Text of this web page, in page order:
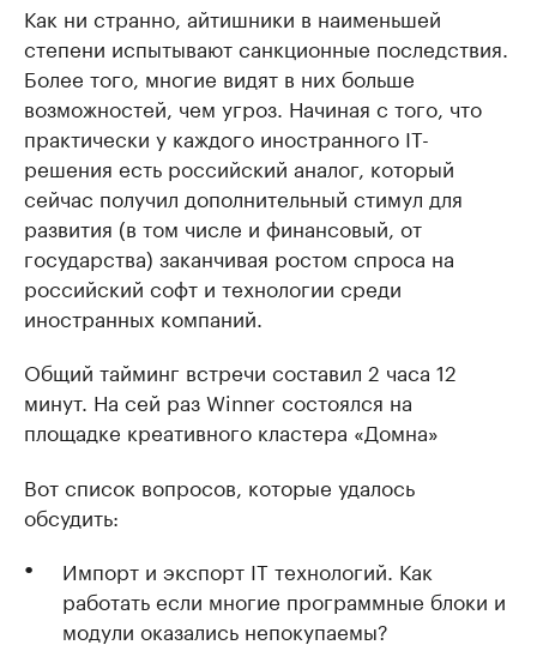
Как ни странно, айтишники в наименьшей
степени испытывают санкционные последствия.
Более того, многие видят в них больше
возможностей, чем угроз. Начиная с того, что
практически у каждого иностранного IT-
решения есть российский аналог, который
сейчас получил дополнительный стимул для
развития (в том числе и финансовый, от
государства) заканчивая ростом спроса на
российский софт и технологии среди
иностранных компаний.
Общий тайминг встречи составил 2 часа 12
минут. На сей раз Winner состоялся на
площадке креативного кластера «Домна»
Вот список вопросов, которые удалось
обсудить:
Импорт и экспорт IT технологий. Как
работать если многие программные блоки и
модули оказались непокупаемы?